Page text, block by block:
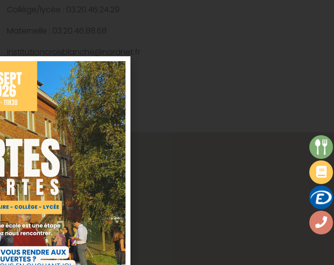
Collège/lycée : 03.20.46.24.29
Maternelle : 03.20.46.88.68
institutioncroixblanche@nordnet.fr